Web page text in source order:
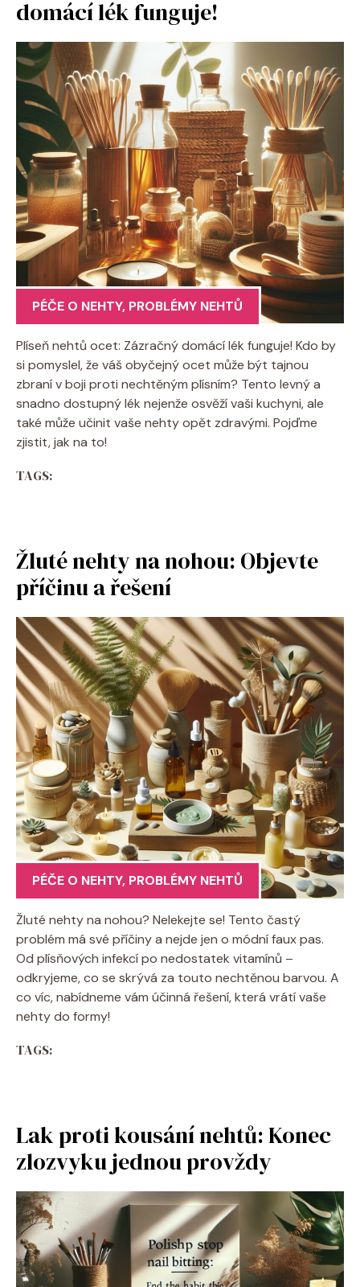
domácí lék funguje!
PÉČE O NEHTY, PROBLÉMY NEHTŮ
Plíseň nehtů ocet: Zázračný domácí lék funguje! Kdo by
si pomyslel, že váš obyčejný ocet může být tajnou
zbraní v boji proti nechtěným plísním? Tento levný a
snadno dostupný lék nejenže osvěží vaši kuchyni, ale
také může učinit vaše nehty opět zdravými. Pojďme
zjistit, jak na to!
TAGS:
Žluté nehty na nohou: Objevte
příčinu a řešení
PÉČE O NEHTY, PROBLÉMY NEHTŮ
Žluté nehty na nohou? Nelekejte se! Tento častý
problém má své příčiny a nejde jen o módní faux pas.
Od plísňových infekcí po nedostatek vitamínů –
odkryjeme, co se skrývá za touto nechtěnou barvou. A
co víc, nabídneme vám účinná řešení, která vrátí vaše
nehty do formy!
TAGS:
Lak proti kousání nehtů: Konec
zlozvyku jednou provždy